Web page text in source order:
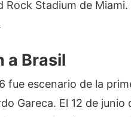
Rock Stadium de
a Brasil
fue escenario de la
Gareca. El 12 de